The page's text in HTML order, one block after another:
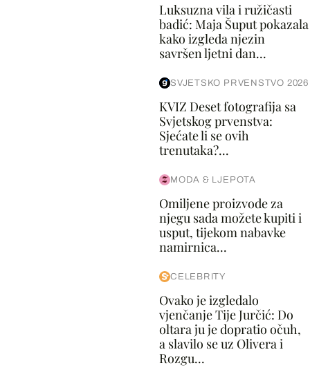
Luksuzna vila i ružičasti
badić: Maja Šuput pokazala
kako izgleda njezin
savršen ljetni dan...
SVJETSKO PRVENSTVO 2026
KVIZ Deset fotografija sa
Svjetskog prvenstva:
Sjećate li se ovih
trenutaka?...
MODA & LJEPOTA
Omiljene proizvode za
njegu sada možete kupiti i
usput, tijekom nabavke
namirnica...
CELEBRITY
Ovako je izgledalo
vjenčanje Tije Jurčić: Do
oltara ju je dopratio očuh,
a slavilo se uz Olivera i
Rozgu...